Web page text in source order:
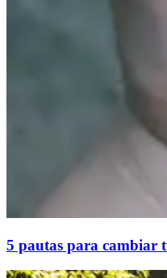
5 pautas para cambiar